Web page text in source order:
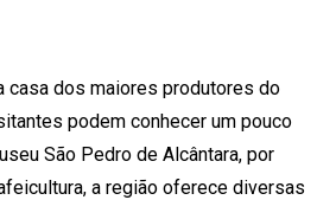
casa dos maiores produtores do
podem conhecer um pouco
São Pedro de Alcântara, por
a região oferece diversas